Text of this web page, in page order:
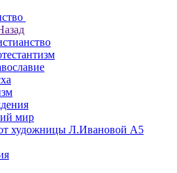
мир
художницы Л.Ивановой А5